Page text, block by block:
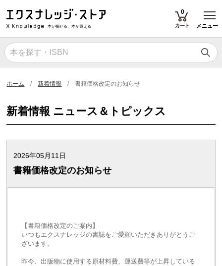
本が探せる、本が買える
0
カート メニュー
ホーム 新着情報 書籍価格改定のお知らせ
新着情報 ニュース＆トピックス
2026年05月11日
書籍価格改定のお知らせ
【書籍価格改定のご案内】
いつもエクスナレッジの書誌をご愛顧いただきありがとうご
ざいます。
昨今、出版物に使用する原材料費、運送費等が上昇している